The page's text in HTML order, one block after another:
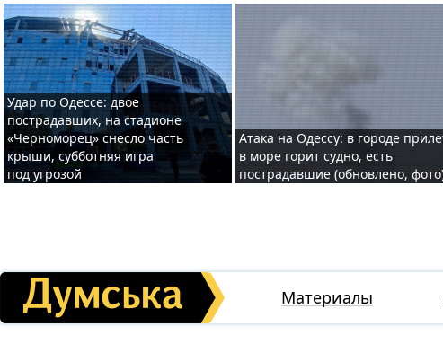
Удар по Одессе: двое
пострадавших, на стадионе
«Черноморец» снесло часть
крыши, субботняя игра
под угрозой
Атака на Одессу: в городе
в море горит судно, есть
пострадавшие (обновлено,
Материалы